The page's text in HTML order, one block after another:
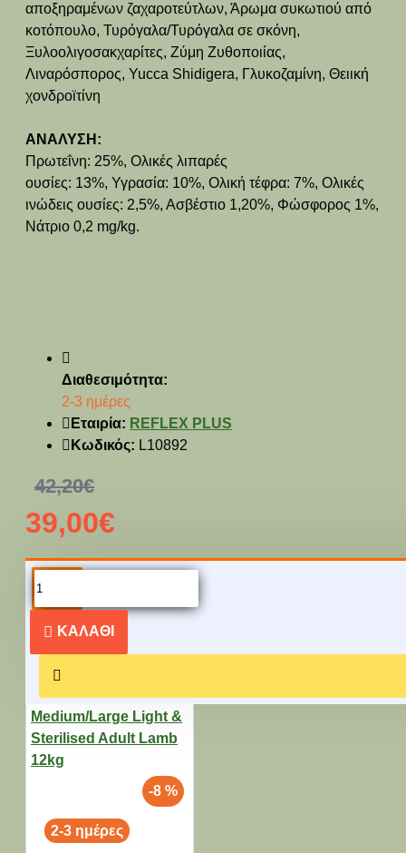
αποξηραμένων ζαχαροτεύτλων, Άρωμα συκωτιού από
κοτόπουλο, Τυρόγαλα/Τυρόγαλα σε σκόνη,
Ξυλοολιγοσακχαρίτες, Ζύμη Ζυθοποιίας,
Λιναρόσπορος, Yucca Shidigera, Γλυκοζαμίνη, Θειική
χονδροϊτίνη
ΑΝΑΛΥΣΗ:
Πρωτεΐνη: 25%, Ολικές λιπαρές
ουσίες: 13%, Υγρασία: 10%, Ολική τέφρα: 7%, Ολικές
ινώδεις ουσίες: 2,5%, Ασβέστιο 1,20%, Φώσφορος 1%,
Νάτριο 0,2 mg/kg.
Διαθεσιμότητα:
2-3 ημέρες
Εταιρία: REFLEX PLUS
Κωδικός: L10892
42,20€
39,00€
ΚΑΛΆΘΙ
ΔΕΊΤΕ ΚΑΙ ΑΥΤΆ...
-8 %
2-3 ημέρες